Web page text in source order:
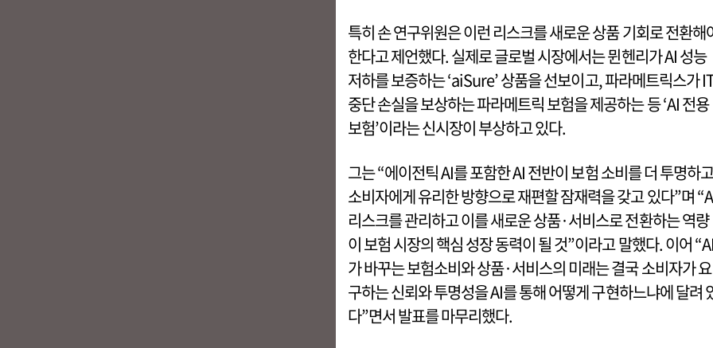
특히 손 연구위원은 이런 리스크를 새로운 상품 기회로 전환해
한다고 제언했다. 실제로 글로벌 시장에서는 뮌헨리가 AI 성능
저하를 보증하는 ‘aiSure’ 상품을 선보이고, 파라메트릭스가
중단 손실을 보상하는 파라메트릭 보험을 제공하는 등 ‘AI 전용
보험’이라는 신시장이 부상하고 있다.
그는 “에이전틱 AI를 포함한 AI 전반이 보험 소비를 더 투명하고
소비자에게 유리한 방향으로 재편할 잠재력을 갖고 있다”며
리스크를 관리하고 이를 새로운 상품·서비스로 전환하는 역량
이 보험 시장의 핵심 성장 동력이 될 것”이라고 말했다. 이어 “AI
가 바꾸는 보험소비와 상품·서비스의 미래는 결국 소비자가 요
구하는 신뢰와 투명성을 AI를 통해 어떻게 구현하느냐에 달려
다”면서 발표를 마무리했다.